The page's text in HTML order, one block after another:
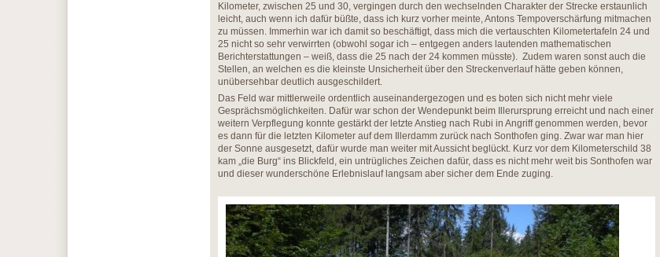
Kilometer, zwischen 25 und 30, vergingen durch den wechselnden Charakter der Strecke erstaunlich
leicht, auch wenn ich dafür büßte, dass ich kurz vorher meinte, Antons Tempoverschärfung mitmachen
zu müssen. Immerhin war ich damit so beschäftigt, dass mich die vertauschten Kilometertafeln 24 und
25 nicht so sehr verwirrten (obwohl sogar ich – entgegen anders lautenden mathematischen
Berichterstattungen – weiß, dass die 25 nach der 24 kommen müsste). Zudem waren sonst auch die
Stellen, an welchen es die kleinste Unsicherheit über den Streckenverlauf hätte geben können,
unübersehbar deutlich ausgeschildert.
Das Feld war mittlerweile ordentlich auseinandergezogen und es boten sich nicht mehr viele
Gesprächsmöglichkeiten. Dafür war schon der Wendepunkt beim Illerursprung erreicht und nach einer
weitern Verpflegung konnte gestärkt der letzte Anstieg nach Rubi in Angriff genommen werden, bevor
es dann für die letzten Kilometer auf dem Illerdamm zurück nach Sonthofen ging. Zwar war man hier
der Sonne ausgesetzt, dafür wurde man weiter mit Aussicht beglückt. Kurz vor dem Kilometerschild 38
kam „die Burg“ ins Blickfeld, ein untrügliches Zeichen dafür, dass es nicht mehr weit bis Sonthofen war
und dieser wunderschöne Erlebnislauf langsam aber sicher dem Ende zuging.